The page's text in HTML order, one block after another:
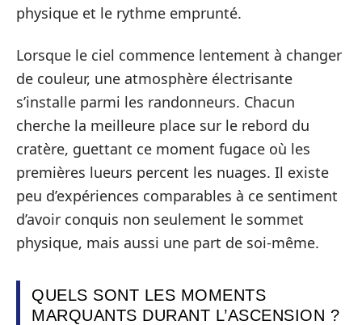
physique et le rythme emprunté.
Lorsque le ciel commence lentement à changer
de couleur, une atmosphère électrisante
s’installe parmi les randonneurs. Chacun
cherche la meilleure place sur le rebord du
cratère, guettant ce moment fugace où les
premières lueurs percent les nuages. Il existe
peu d’expériences comparables à ce sentiment
d’avoir conquis non seulement le sommet
physique, mais aussi une part de soi-même.
QUELS SONT LES MOMENTS
MARQUANTS DURANT L’ASCENSION ?